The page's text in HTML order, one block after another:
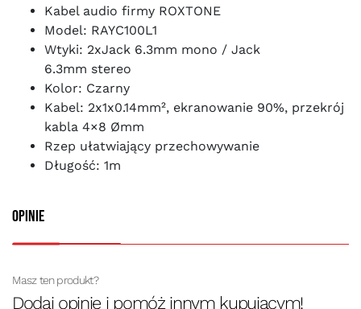
Opinie
Masz ten produkt?
Dodaj opinię i pomóż innym kupującym!
Kabel audio firmy ROXTONE
Model: RAYC100L1
Wtyki: 2xJack 6.3mm mono / Jack
6.3mm stereo
Kolor: Czarny
Kabel: 2x1x0.14mm², ekranowanie 90%, przekrój
kabla 4×8 Ømm
Rzep ułatwiający przechowywanie
Długość: 1m